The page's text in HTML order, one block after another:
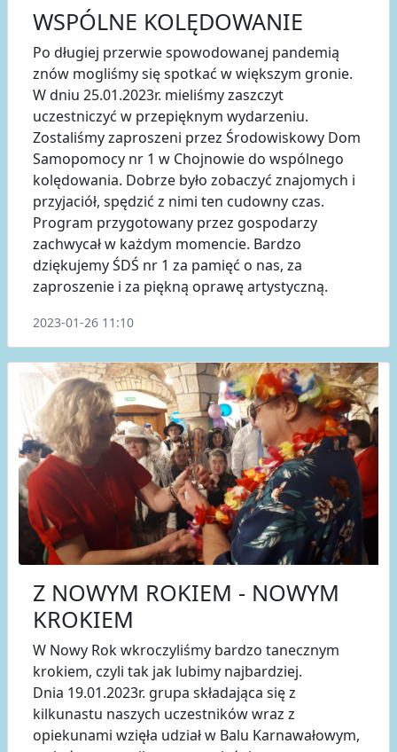
WSPÓLNE KOLĘDOWANIE
Po długiej przerwie spowodowanej pandemią
znów mogliśmy się spotkać w większym gronie.
W dniu 25.01.2023r. mieliśmy zaszczyt
uczestniczyć w przepięknym wydarzeniu.
Zostaliśmy zaproszeni przez Środowiskowy Dom
Samopomocy nr 1 w Chojnowie do wspólnego
kolędowania. Dobrze było zobaczyć znajomych i
przyjaciół, spędzić z nimi ten cudowny czas.
Program przygotowany przez gospodarzy
zachwycał w każdym momencie. Bardzo
dziękujemy ŚDŚ nr 1 za pamięć o nas, za
zaproszenie i za piękną oprawę artystyczną.
2023-01-26 11:10
Z NOWYM ROKIEM - NOWYM
KROKIEM
W Nowy Rok wkroczyliśmy bardzo tanecznym
krokiem, czyli tak jak lubimy najbardziej.
Dnia 19.01.2023r. grupa składająca się z
kilkunastu naszych uczestników wraz z
opiekunami wzięła udział w Balu Karnawałowym,